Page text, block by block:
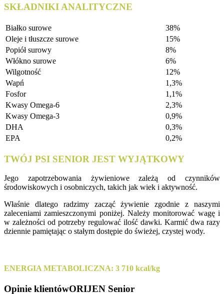
SKŁADNIKI ANALITYCZNE
Białko surowe
38%
Oleje i tłuszcze surowe
15%
Popiół surowy
8%
Włókno surowe
6%
Wilgotność
12%
Wapń
1,3%
Fosfor
1,1%
Kwasy Omega-6
2,3%
Kwasy Omega-3
0,9%
DHA
0,3%
EPA
0,2%
TWÓJ PSI SENIOR JEST WYJĄTKOWY
Jego zapotrzebowania żywieniowe zależą od czynników
środowiskowych i osobniczych, takich jak wiek i aktywność.
Właśnie dlatego radzimy zacząć żywienie zgodnie z naszymi
zaleceniami zamieszczonymi poniżej. Należy monitorować wagę i
w zależności od potrzeby regulować ilość dawki. Karmić dwa razy
dziennie pamiętając o stałym dostępie do świeżej, czystej wody.
ENERGIA METABOLICZNA: 3 710 kcal/kg
Opinie klientówORIJEN Senior